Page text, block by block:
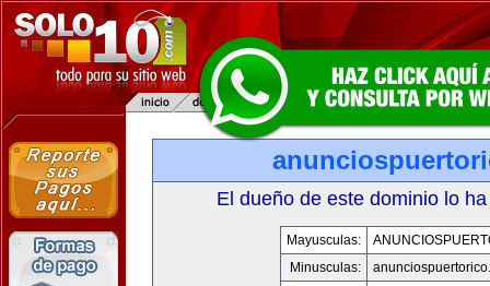
El dueño de este dominio lo
Mayusculas:
Minusculas: